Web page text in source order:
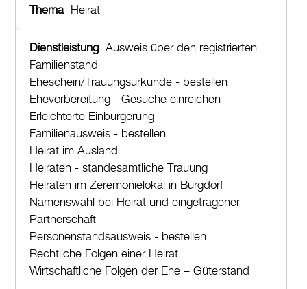
Heirat
Ausweis über den registrierten
Familienstand
Eheschein/Trauungsurkunde - bestellen
Ehevorbereitung - Gesuche einreichen
Erleichterte Einbürgerung
Familienausweis - bestellen
Heirat im Ausland
Heiraten - standesamtliche Trauung
Heiraten im Zeremonielokal in Burgdorf
Namenswahl bei Heirat und eingetragener
Partnerschaft
Personenstandsausweis - bestellen
Rechtliche Folgen einer Heirat
Wirtschaftliche Folgen der Ehe – Güterstand